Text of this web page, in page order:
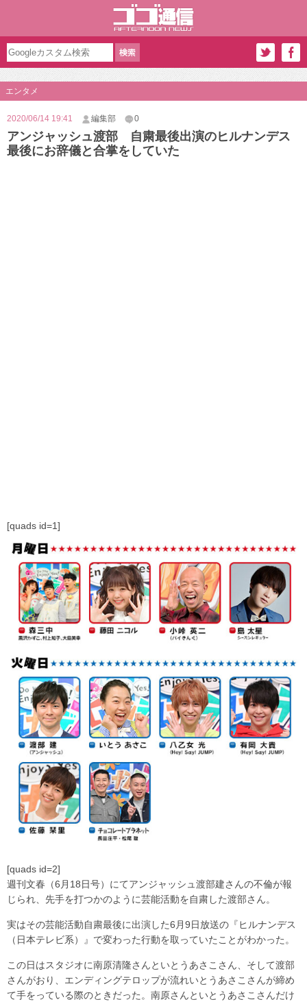
エンタメ
2020/06/14 19:41 編集部 0
アンジャッシュ渡部 自粛最後出演のヒルナンデス
最後にお辞儀と合掌をしていた
[quads id=1]
[quads id=2]
週刊文春（6月18日号）にてアンジャッシュ渡部建さんの不倫が報
じられ、先手を打つかのように芸能活動を自粛した渡部さん。
実はその芸能活動自粛最後に出演した6月9日放送の『ヒルナンデス
（日本テレビ系）』で変わった行動を取っていたことがわかった。
この日はスタジオに南原清隆さんといとうあさこさん、そして渡部
さんがおり、エンディングテロップが流れいとうあさこさんが締め
て手をっている際のときだった。南原さんといとうあさこさんだけ